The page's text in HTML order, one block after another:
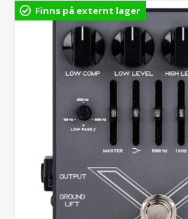
Finns på externt lager